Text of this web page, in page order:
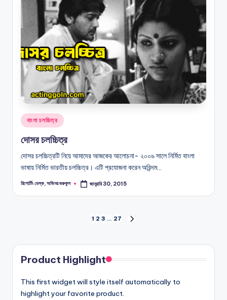
Posted
in
বাংলা চলচ্চিত্র
দোসর চলচ্চিত্র
দোসর চলচ্চিত্রটি নিয়ে আমাদের আজকের আলোচনা- ২০০৬ সালে নির্মিত বাংলা
ভাষায় নির্মিত ভারতীয় চলচ্চিত্র। এটি প্রযোজনা করেন অরিন্দম…
Posted
রিপোর্টিং ডেস্ক, অভিনয় গুরুকুল জানুয়ারি 30, 2015
পেজিনেশন
1 2 3 … 27
Product Highlight
This first widget will style itself automatically to
highlight your favorite product.